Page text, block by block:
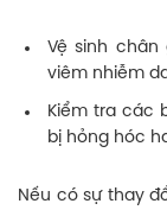
Vệ sinh
viêm nhiễm
Kiểm tra các
bị hỏng hóc
Nếu có sự thay